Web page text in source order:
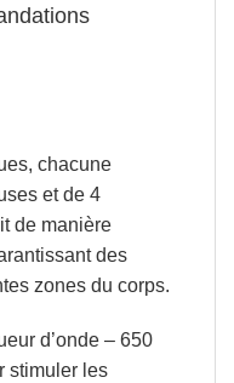
, chacune
et de 4
de manière
des
zones du corps.
d’onde – 650
stimuler les